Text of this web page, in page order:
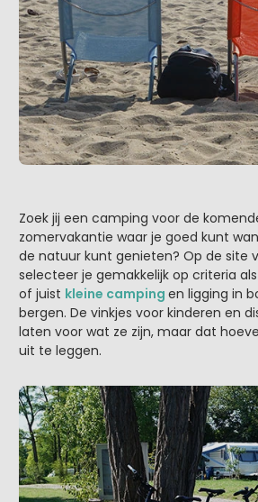
Zoek jij een camping voor de
zomervakantie waar je goed kunt
de natuur kunt genieten? Op de site
selecteer je gemakkelijk op criteria als
of juist kleine camping en ligging in
bergen. De vinkjes voor kinderen en
laten voor wat ze zijn, maar dat
uit te leggen.